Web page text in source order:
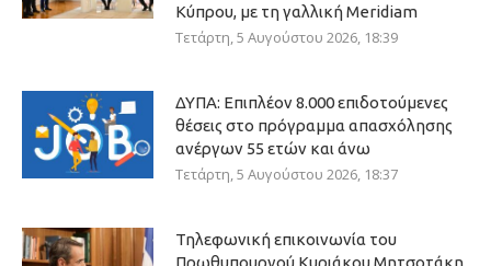
Κύπρου, με τη γαλλική Meridiam
Τετάρτη, 5 Αυγούστου 2026, 18:39
ΔΥΠΑ: Επιπλέον 8.000 επιδοτούμενες
θέσεις στο πρόγραμμα απασχόλησης
ανέργων 55 ετών και άνω
Τετάρτη, 5 Αυγούστου 2026, 18:37
Τηλεφωνική επικοινωνία του
Πρωθυπουργού Κυριάκου Μητσοτάκη